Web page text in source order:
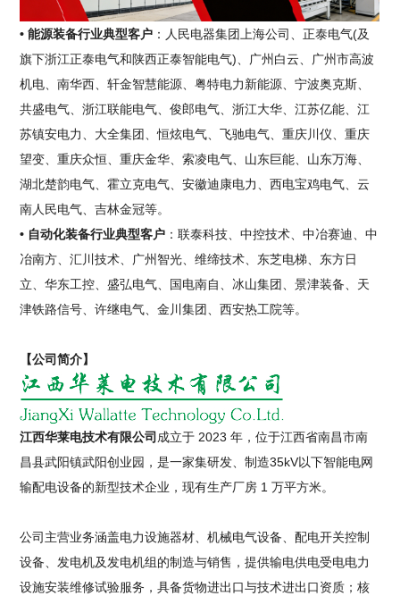
• 能源装备行业典型客户 ：人民电器集团上海公司、正泰电气(及
旗下浙江正泰电气和陕西正泰智能电气)、广州白云、广州市高波
机电、南华西、轩金智慧能源、粤特电力新能源、宁波奥克斯、
共盛电气、浙江联能电气、俊郎电气、浙江大华、江苏亿能、江
苏镇安电力、大全集团、恒炫电气、飞驰电气、重庆川仪、重庆
望变、重庆众恒、重庆金华、索凌电气、山东巨能、山东万海、
湖北楚韵电气、霍立克电气、安徽迪康电力、西电宝鸡电气、云
南人民电气、吉林金冠等。
• 自动化装备行业典型客户 ：联泰科技、中控技术、中冶赛迪、中
冶南方、汇川技术、广州智光、维缔技术、东芝电梯、东方日
立、华东工控、盛弘电气、国电南自、冰山集团、景津装备、天
津铁路信号、许继电气、金川集团、西安热工院等。
【公司简介】
江西华莱电技术有限公司 成立于 2023 年，位于江西省南昌市南
昌县武阳镇武阳创业园，是一家集研发、制造35kV以下智能电网
输配电设备的新型技术企业，现有生产厂房 1 万平方米。
公司主营业务涵盖电力设施器材、机械电气设备、配电开关控制
设备、发电机及发电机组的制造与销售，提供输电供电受电电力
设施安装维修试验服务，具备货物进出口与技术进出口资质；核